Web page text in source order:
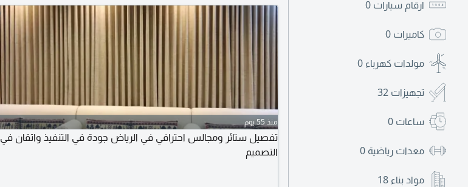
ارقام سيارات 0
كاميرات 0
مولدات كهرباء 0
تجهيزات 32
ساعات 0
معدات رياضية 0
مواد بناء 18
منذ 55 يوم
تفصيل ستائر ومجالس احترافي في الرياض جودة في التنفيذ واتقان في
التصميم